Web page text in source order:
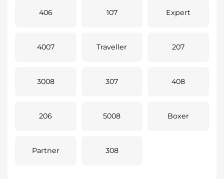
406 107 Expert
4007 Traveller 207
3008 307 408
206 5008 Boxer
Partner 308